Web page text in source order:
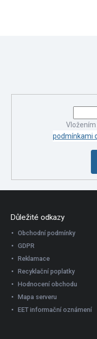
podmínkami
Důležité odkazy
Obchodní podmínky
GDPR
Reklamace
Recyklační poplatky
Hodnocení obchodu
Mapa serveru
EET informační oznámení